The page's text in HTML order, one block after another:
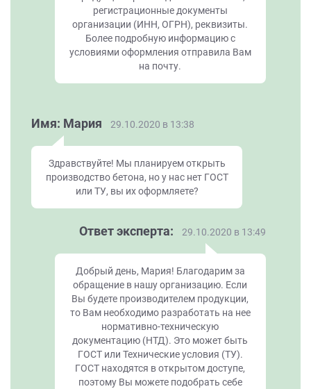
регистрационные документы
организации (ИНН, ОГРН), реквизиты.
Более подробную информацию с
условиями оформления отправила Вам
на почту.
Имя: Мария 29.10.2020 в 13:38
Здравствуйте! Мы планируем открыть
производство бетона, но у нас нет ГОСТ
или ТУ, вы их оформляете?
Ответ эксперта: 29.10.2020 в 13:49
Добрый день, Мария! Благодарим за
обращение в нашу организацию. Если
Вы будете производителем продукции,
то Вам необходимо разработать на нее
нормативно-техническую
документацию (НТД). Это может быть
ГОСТ или Технические условия (ТУ).
ГОСТ находятся в открытом доступе,
поэтому Вы можете подобрать себе